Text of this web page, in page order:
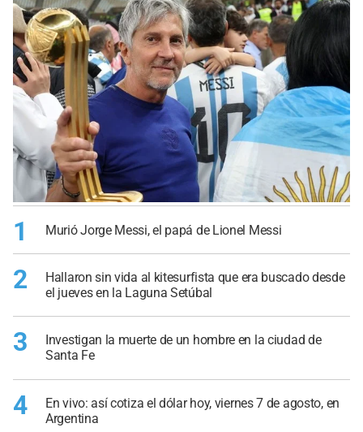
1 Murió Jorge Messi, el papá de Lionel Messi
2
Hallaron sin vida al kitesurfista que era buscado desde
el jueves en la Laguna Setúbal
3
Investigan la muerte de un hombre en la ciudad de
Santa Fe
4
En vivo: así cotiza el dólar hoy, viernes 7 de agosto, en
Argentina